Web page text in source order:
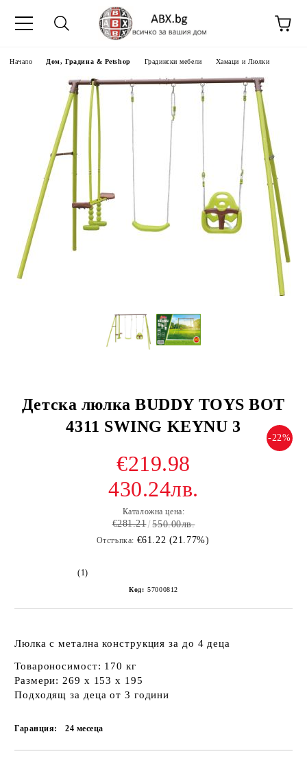
Начало Дом, Градина & Petshop Градински мебели Хамаци и Люлки
Детска люлка BUDDY TOYS BOT
4311 SWING KEYNU 3
-22%
€219.98
430.24лв.
Каталожна цена:
€281.21 550.00лв.
Отстъпка: €61.22 (21.77%)
(1)
Код: 57000812
Люлка с метална конструкция за до 4 деца
Товароносимост: 170 кг
Размери: 269 x 153 x 195
Подходящ за деца от 3 години
Гаранция: 24 месеца